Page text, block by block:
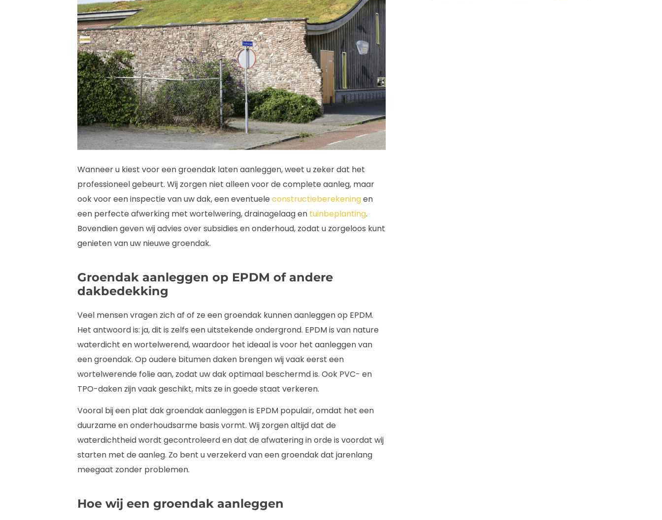
Wanneer u kiest voor een groendak laten aanleggen, weet u zeker dat het
professioneel gebeurt. Wij zorgen niet alleen voor de complete aanleg, maar
ook voor een inspectie van uw dak, een eventuele constructieberekeningen
een perfecte afwerking met wortelwering, drainagelaag en tuinbeplanting.
Bovendien geven wij advies over subsidies en onderhoud, zodat u zorgeloos kunt
genieten van uw nieuwe groendak.
Groendak aanleggen op EPDM of andere
dakbedekking
Veel mensen vragen zich af of ze een groendak kunnen aanleggen op EPDM.
Het antwoord is: ja, dit is zelfs een uitstekende ondergrond. EPDM is van nature
waterdicht en wortelwerend, waardoor het ideaal is voor het aanleggen van
een groendak. Op oudere bitumen daken brengen wij vaak eerst een
wortelwerende folie aan, zodat uw dak optimaal beschermd is. Ook PVC- en
TPO-daken zijn vaak geschikt, mits ze in goede staat verkeren.
Vooral bij een plat dak groendak aanleggen is EPDM populair, omdat het een
duurzame en onderhoudsarme basis vormt. Wij zorgen altijd dat de
waterdichtheid wordt gecontroleerd en dat de afwatering in orde is voordat wij
starten met de aanleg. Zo bent u verzekerd van een groendak dat jarenlang
meegaat zonder problemen.
Hoe wij een groendak aanleggen